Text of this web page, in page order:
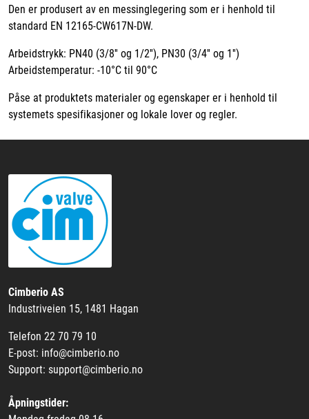
Den er produsert av en messinglegering som er i henhold til
standard EN 12165-CW617N-DW.
Arbeidstrykk: PN40 (3/8'' og 1/2''), PN30 (3/4'' og 1'')
Arbeidstemperatur: -10°C til 90°C
Påse at produktets materialer og egenskaper er i henhold til
systemets spesifikasjoner og lokale lover og regler.
Cimberio AS
Industriveien 15, 1481 Hagan
Telefon 22 70 79 10
E-post: info@cimberio.no
Support: support@cimberio.no
Åpningstider: